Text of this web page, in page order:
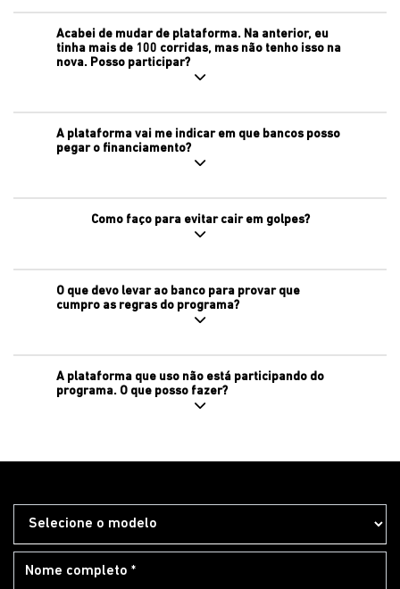
Acabei de mudar de plataforma. Na anterior, eu
tinha mais de 100 corridas, mas não tenho isso na
nova. Posso participar?
A plataforma vai me indicar em que bancos posso
pegar o financiamento?
Como faço para evitar cair em golpes?
O que devo levar ao banco para provar que
cumpro as regras do programa?
A plataforma que uso não está participando do
programa. O que posso fazer?